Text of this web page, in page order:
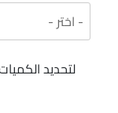
لتحديد